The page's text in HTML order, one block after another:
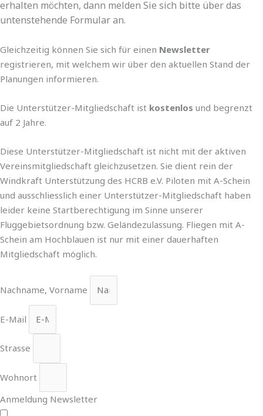
erhalten möchten, dann melden Sie sich bitte über das
untenstehende Formular an.
Gleichzeitig können Sie sich für einen Newsletter
registrieren, mit welchem wir über den aktuellen Stand der
Planungen informieren.
Die Unterstützer-Mitgliedschaft ist kostenlos und begrenzt
auf 2 Jahre.
Diese Unterstützer-Mitgliedschaft ist nicht mit der aktiven
Vereinsmitgliedschaft gleichzusetzen. Sie dient rein der
Windkraft Unterstützung des HCRB e.V. Piloten mit A-Schein
und ausschliesslich einer Unterstützer-Mitgliedschaft haben
leider keine Startberechtigung im Sinne unserer
Fluggebietsordnung bzw. Geländezulassung. Fliegen mit A-
Schein am Hochblauen ist nur mit einer dauerhaften
Mitgliedschaft möglich.
Nachname, Vorname
E-Mail
Strasse
Wohnort
Anmeldung Newsletter